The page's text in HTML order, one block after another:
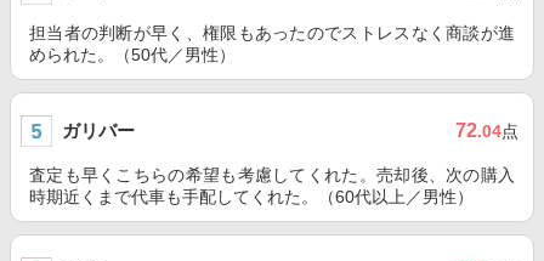
担当者の判断が早く、権限もあったのでストレスなく商談が進
められた。（50代／男性）
ガリバー 72.04点
査定も早くこちらの希望も考慮してくれた。売却後、次の購入
時期近くまで代車も手配してくれた。（60代以上／男性）